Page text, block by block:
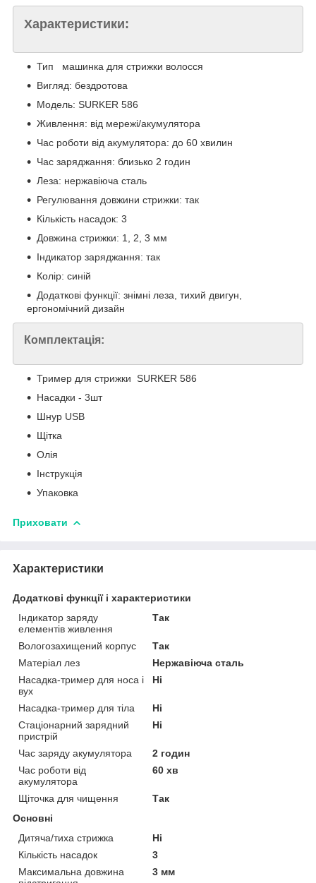
Характеристики:
Тип машинка для стрижки волосся
Вигляд: бездротова
Модель: SURKER 586
Живлення: від мережі/акумулятора
Час роботи від акумулятора: до 60 хвилин
Час заряджання: близько 2 годин
Леза: нержавіюча сталь
Регулювання довжини стрижки: так
Кількість насадок: 3
Довжина стрижки: 1, 2, 3 мм
Індикатор заряджання: так
Колір: синій
Додаткові функції: знімні леза, тихий двигун,
ергономічний дизайн
Комплектація:
Тример для стрижки SURKER 586
Насадки - 3шт
Шнур USB
Щітка
Олія
Інструкція
Упаковка
Приховати
Характеристики
Додаткові функції і характеристики
Індикатор заряду
елементів живлення
Так
Вологозахищений корпус
Так
Матеріал лез
Нержавіюча сталь
Насадка-тример для носа і
вух
Ні
Насадка-тример для тіла
Ні
Стаціонарний зарядний
пристрій
Ні
Час заряду акумулятора
2 годин
Час роботи від
акумулятора
60 хв
Щіточка для чищення
Так
Основні
Дитяча/тиха стрижка
Ні
Кількість насадок
3
Максимальна довжина
3 мм